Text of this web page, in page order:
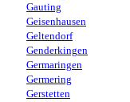
Gauting
Geisenhausen
Geltendorf
Genderkingen
Germaringen
Germering
Gerstetten